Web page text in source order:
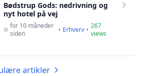
Bødstrup Gods: nedrivning og
nyt hotel på vej
for 10 måneder
siden
• Erhverv • 267
views
artikler